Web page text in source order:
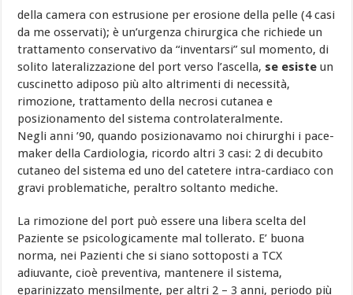
della camera con estrusione per erosione della pelle (4 casi
da me osservati); è un’urgenza chirurgica che richiede un
trattamento conservativo da “inventarsi” sul momento, di
solito lateralizzazione del port verso l’ascella, se esisteun
cuscinetto adiposo più alto altrimenti di necessità,
rimozione, trattamento della necrosi cutanea e
posizionamento del sistema controlateralmente.
Negli anni ’90, quando posizionavamo noi chirurghi i pace-
maker della Cardiologia, ricordo altri 3 casi: 2 di decubito
cutaneo del sistema ed uno del catetere intra-cardiaco con
gravi problematiche, peraltro soltanto mediche.
La rimozione del port può essere una libera scelta del
Paziente se psicologicamente mal tollerato. E’ buona
norma, nei Pazienti che si siano sottoposti a TCX
adiuvante, cioè preventiva, mantenere il sistema,
eparinizzato mensilmente, per altri 2 – 3 anni, periodo più